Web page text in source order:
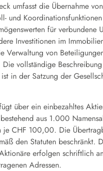
umfasst die Übernahme von
und
für verbundene
Investitionen im
Verwaltung von
Die vollständige
in der Satzung der
über ein einbezahltes
aus 1.000
je CHF 100,00. Die
den Statuten beschränkt.
erfolgen schriftlich
Adressen.